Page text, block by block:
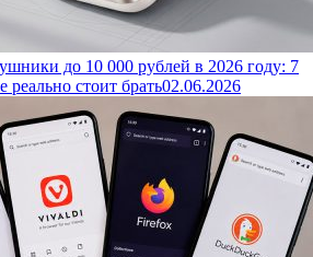
до 10 000 рублей в 2026 году: 7
реально стоит брать02.06.2026